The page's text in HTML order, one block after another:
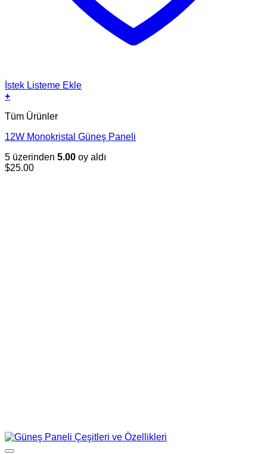
İstek Listeme Ekle
+
Tüm Ürünler
12W Monokristal Güneş Paneli
5 üzerinden 5.00 oy aldı
$25.00